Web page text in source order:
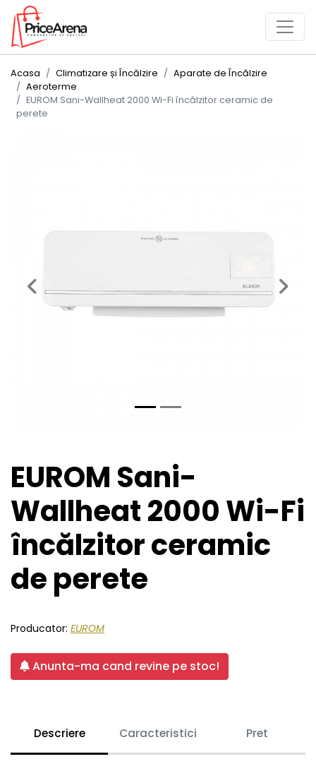
Acasa Climatizare și Încălzire
Aparate de Încălzire
Aeroterme
EUROM Sani-Wallheat 2000 Wi-Fi încălzitor ceramic de
perete
Previous Next
EUROM Sani-
Wallheat 2000 Wi-Fi
încălzitor ceramic
de perete
Producator: EUROM
Anunta-ma cand revine pe stoc!
Descriere Caracteristici Pret